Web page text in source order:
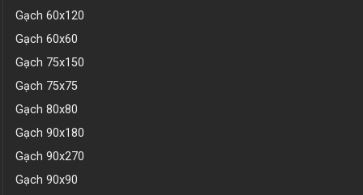
Gạch 60x120
Gạch 60x60
Gạch 75x150
Gạch 75x75
Gạch 80x80
Gạch 90x180
Gạch 90x270
Gạch 90x90